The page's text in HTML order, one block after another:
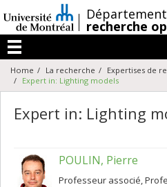
au
contenu
/
recherche
Menu
Home La recherche
Expertises de
Expert in: Lighting models
Expert in: Lighting
POULIN, Pierre
Professeur associé,